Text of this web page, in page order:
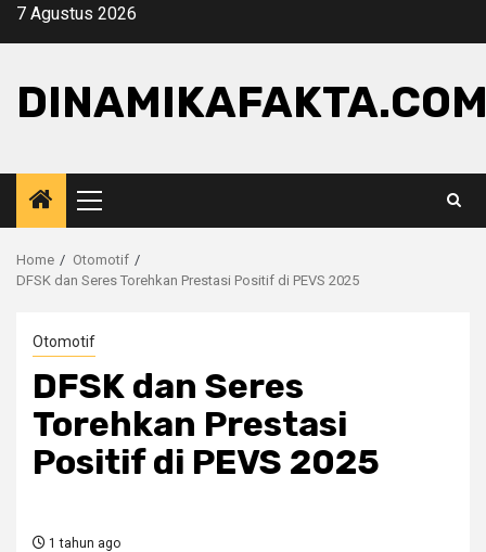
Skip7 Agustus 2026
Primary
Menu
Home
Otomotif
DFSK dan Seres Torehkan Prestasi Positif di PEVS 2025
Otomotif
DFSK dan Seres
Torehkan Prestasi
Positif di PEVS 2025
1 tahun ago